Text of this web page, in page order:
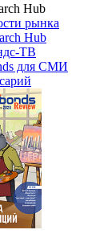
Hub
рынка
Hub
ТВ
для СМИ